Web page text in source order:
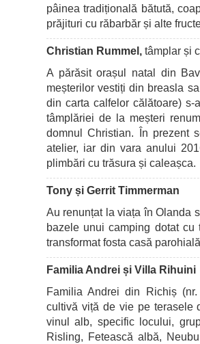
pâinea tradițională bătută,
prăjituri cu răbarbăr și alte
Christian Rummel, tâmplar și
A părăsit orașul natal din
meșterilor vestiți din breasla
din carta calfelor călătoare)
tâmplăriei de la meșteri
domnul Christian. În prezent
atelier, iar din vara anului
plimbări cu trăsura și caleașca.
Tony ṣi Gerrit Timmerman
Au renunțat la viața în Olanda
bazele unui camping dotat
transformat fosta casă
Familia Andrei și Villa Rihuini
Familia Andrei din Richiș
cultivă viță de vie pe terasele
vinul alb, specific locului,
Risling, Fetească albă,